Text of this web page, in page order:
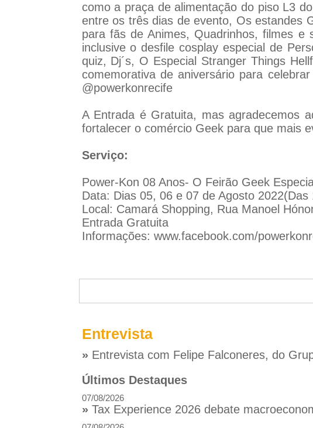
como a praça de alimentação do piso L3
entre os três dias de evento, Os estandes
para fãs de Animes, Quadrinhos, filmes e
inclusive o desfile cosplay especial de
quiz, Dj´s, O Especial Stranger Things
comemorativa de aniversário para
@powerkonrecife
A Entrada é Gratuita, mas agradecemos
fortalecer o comércio Geek para que mais
Serviço:
Power-Kon 08 Anos- O Feirão Geek
Data: Dias 05, 06 e 07 de Agosto 2022(Das
Local: Camará Shopping, Rua Manoel
Entrada Gratuita
Informações: www.facebook.com/
Entrevista
» Entrevista com Felipe Falconeres, do
Últimos Destaques
07/08/2026
» Tax Experience 2026 debate